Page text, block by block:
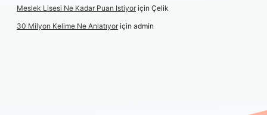
Meslek Lisesi Ne Kadar Puan Istiyoriçin Çelik
30 Milyon Kelime Ne Anlatıyoriçin admin